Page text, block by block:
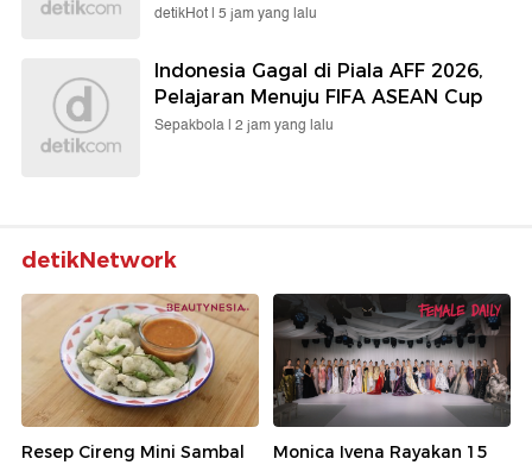
detikHot | 5 jam yang lalu
Indonesia Gagal di Piala AFF 2026,
Pelajaran Menuju FIFA ASEAN Cup
Sepakbola | 2 jam yang lalu
detikNetwork
Resep Cireng Mini Sambal
Monica Ivena Rayakan 15